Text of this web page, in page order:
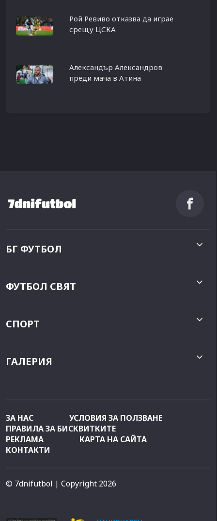
Рой Ревиво отказва да играе
срещу ЦСКА
Александър Александров
преди мача в Атина
БГ ФУТБОЛ
ФУТБОЛ СВЯТ
СПОРТ
ГАЛЕРИЯ
ЗА НАС
УСЛОВИЯ ЗА ПОЛЗВАНЕ
ПРАВИЛА ЗА БИСКВИТКИТЕ
РЕКЛАМА
КАРТА НА САЙТА
КОНТАКТИ
© 7dnifutbol | Copyright 2026